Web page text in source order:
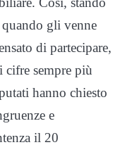
gli venne
di partecipare,
cifre sempre più
hanno chiesto
e
il 20